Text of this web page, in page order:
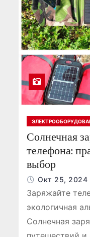
Солнечная
телефона:
выбор
Окт 25, 2024
Заряжайте
экологичная
Солнечная